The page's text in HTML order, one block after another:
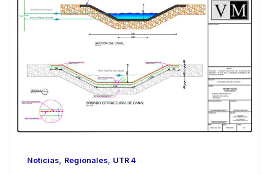
Noticias, Regionales, UTR 4